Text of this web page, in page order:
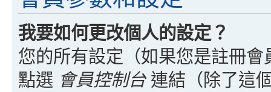
我要如何更改個人的設定？
您的所有設定（如果您是註冊
點選 會員控制台連結（除了這